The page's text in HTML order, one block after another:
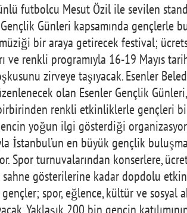
futbolcu Mesut Özil ile sevilen
Günleri kapsamında gençlerle
bir araya getirecek festival;
ve renkli programıyla 16-19 Mayıs
zirveye taşıyacak. Esenler
olan Esenler Gençlik
renkli etkinliklerle gençleri
yoğun ilgi gösterdiği
İstanbul’un en büyük gençlik
Spor turnuvalarından konserlere,
gösterilerine kadar dopdolu
spor, eğlence, kültür ve
Yaklaşık 200 bin gencin